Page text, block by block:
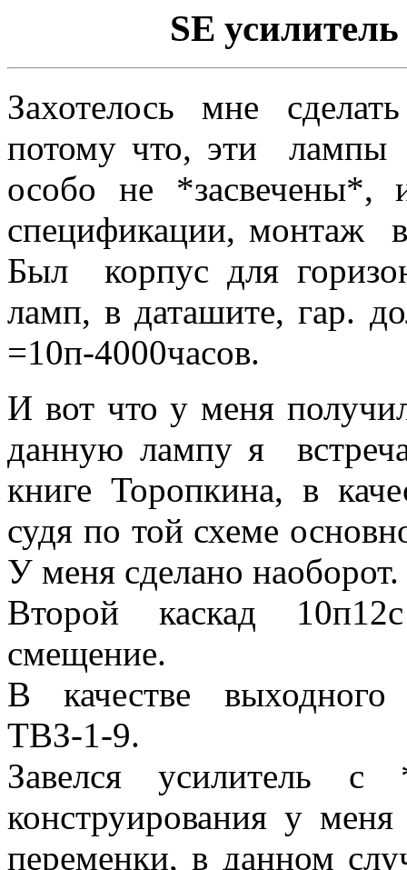
SE
Захотелось мне
потому что, эти лампы
особо не
спецификации, монтаж
Был корпус для
ламп, в даташите, гар.
=10п-4000часов.
И вот что у меня
данную лампу я
книге Торопкина, в
судя по той схеме
У меня сделано наоборот.
Второй каскад
смещение.
В качестве выходного
ТВЗ-1-9.
Завелся усилитель
конструирования у
переменки, в данном